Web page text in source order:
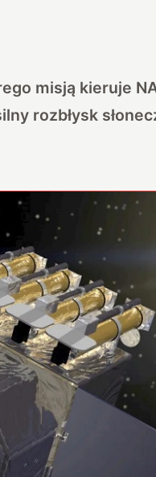
misją kieruje
rozbłysk